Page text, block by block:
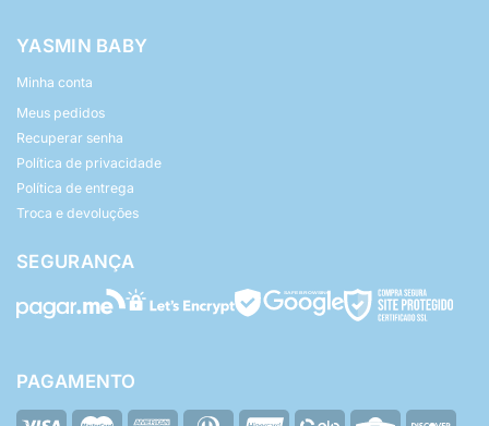
YASMIN BABY
Minha conta
Meus pedidos
Recuperar senha
Política de privacidade
Política de entrega
Troca e devoluções
SEGURANÇA
PAGAMENTO